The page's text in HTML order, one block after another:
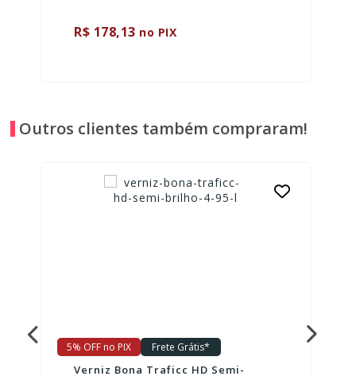
R$ 178,13 no PIX
Outros clientes também compraram!
5% OFF no PIX Frete Grátis*
Verniz Bona Traficc HD Semi-